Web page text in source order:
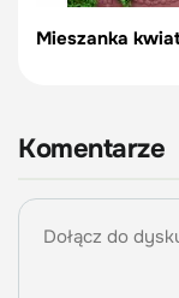
Mieszanka
Komentarze